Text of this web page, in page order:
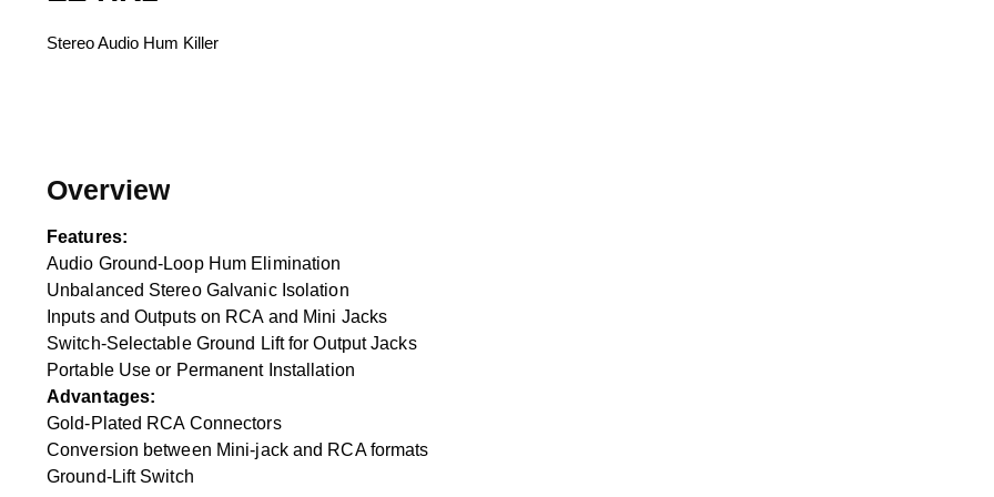
Stereo Audio Hum Killer
Overview
Features:
Audio Ground-Loop Hum Elimination
Unbalanced Stereo Galvanic Isolation
Inputs and Outputs on RCA and Mini Jacks
Switch-Selectable Ground Lift for Output Jacks
Portable Use or Permanent Installation
Advantages:
Gold-Plated RCA Connectors
Conversion between Mini-jack and RCA formats
Ground-Lift Switch